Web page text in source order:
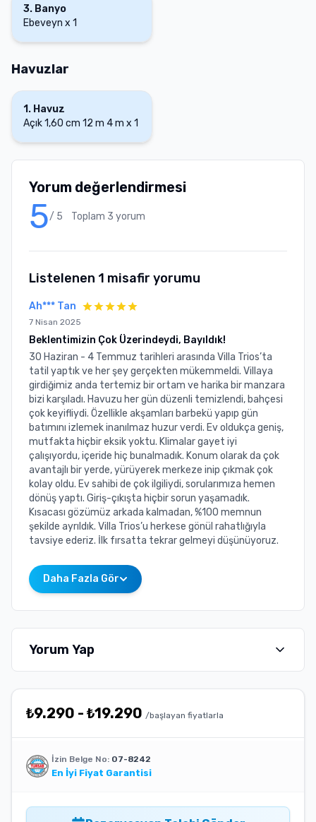
3. Banyo
Ebeveyn x 1
Havuzlar
1 . Havuz
Açık1,60 cm 12 m 4 m x 1
Yorum değerlendirmesi
5/ 5 Toplam 3 yorum
Listelenen 1 misafir yorumu
Ah*** Tan
7 Nisan 2025
Beklentimizin Çok Üzerindeydi, Bayıldık!
30 Haziran - 4 Temmuz tarihleri arasında Villa Trios’ta
tatil yaptık ve her şey gerçekten mükemmeldi. Villaya
girdiğimiz anda tertemiz bir ortam ve harika bir manzara
bizi karşıladı. Havuzu her gün düzenli temizlendi, bahçesi
çok keyifliydi. Özellikle akşamları barbekü yapıp gün
batımını izlemek inanılmaz huzur verdi. Ev oldukça geniş,
mutfakta hiçbir eksik yoktu. Klimalar gayet iyi
çalışıyordu, içeride hiç bunalmadık. Konum olarak da çok
avantajlı bir yerde, yürüyerek merkeze inip çıkmak çok
kolay oldu. Ev sahibi de çok ilgiliydi, sorularımıza hemen
dönüş yaptı. Giriş-çıkışta hiçbir sorun yaşamadık.
Kısacası gözümüz arkada kalmadan, %100 memnun
şekilde ayrıldık. Villa Trios’u herkese gönül rahatlığıyla
tavsiye ederiz. İlk fırsatta tekrar gelmeyi düşünüyoruz.
Daha Fazla Gör
Yorum Yap
₺9.290 - ₺19.290 /başlayan fiyatlarla
İzin Belge No: 07-8242
En İyi Fiyat Garantisi